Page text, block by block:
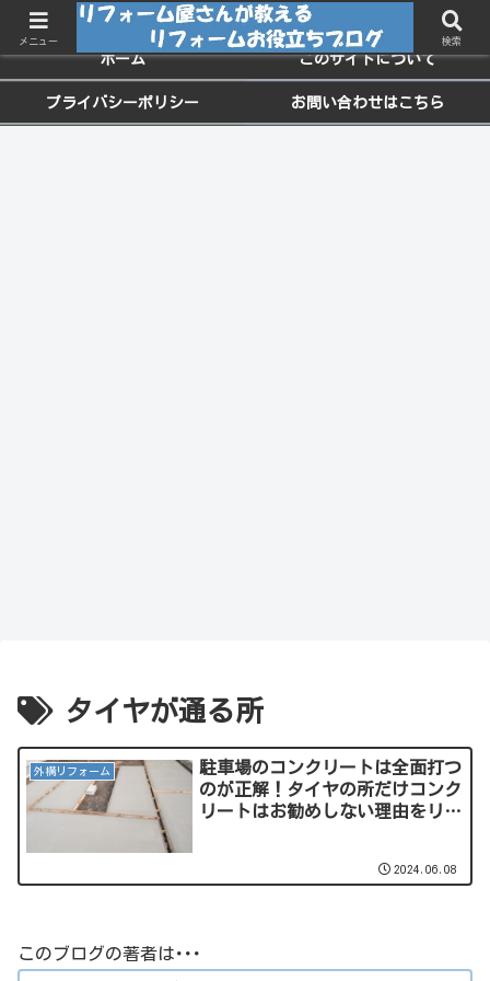
ちょっと役に立つお家のメンテナンス情報
ホーム このサイトについて
プライバシーポリシー お問い合わせはこちら
タイヤが通る所
外構リフォーム
駐車場のコンクリートは全面打つ
のが正解！タイヤの所だけコンク
リートはお勧めしない理由をリフ
2024.06.08
このブログの著者は･･･
メニュー 検索